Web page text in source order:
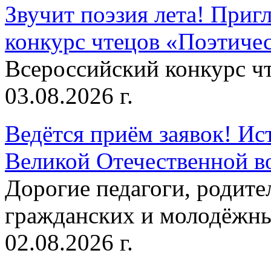
Звучит поэзия лета!
конкурс чтецов
Всероссийский конкурс
03.08.2026 г.
Ведётся приём заявок!
Великой Отечественной
Дорогие педагоги,
гражданских и
02.08.2026 г.